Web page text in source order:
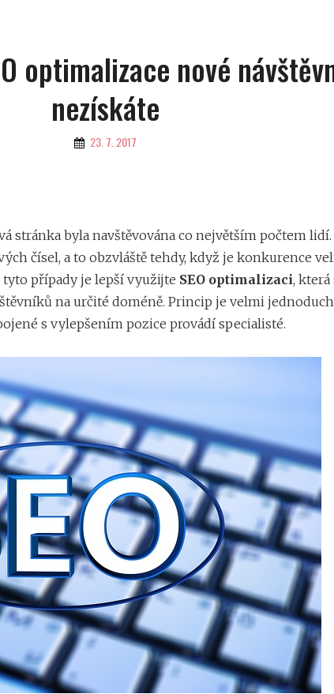
optimalizace nové
nezískáte
By 23. 7. 2017
stránka byla navštěvována co největším počtem lidí.
čísel, a to obzvláště tehdy, když je konkurence
případy je lepší využijte SEO optimalizaci, která
na určité doméně. Princip je velmi
s vylepšením pozice provádí specialisté.